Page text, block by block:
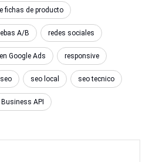
fichas de producto
A/B redes sociales
Google Ads responsive
seo seo local seo tecnico
API